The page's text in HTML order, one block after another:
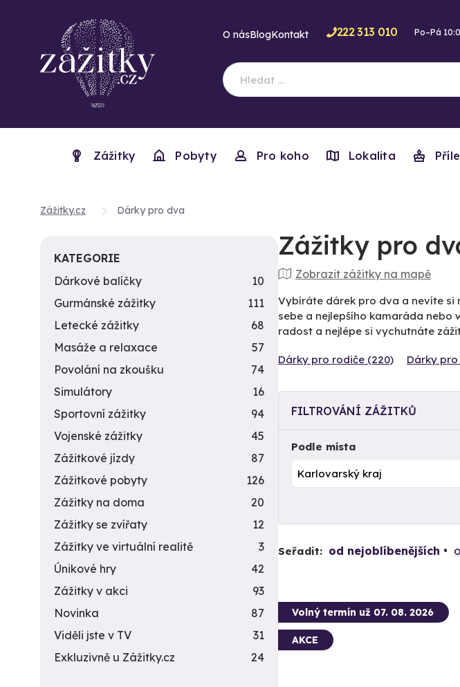
O násBlogKontakt 222 313 010 Po–Pá
Zážitky Pobyty Pro koho Lokalita
Zážitky.cz Dárky pro dva
Zážitky pro
Zobrazit zážitky na mapě
Vybíráte dárek pro dva a nevíte si
sebe a nejlepšího kamaráda nebo
radost a nejlépe si vychutnáte
Dárky pro rodiče (220) Dárky
FILTROVÁNÍ ZÁŽITKŮ
Podle místa
Seřadit: od nejoblíbenějších
Volný termín už 07. 08. 2026
AKCE
KATEGORIE
Dárkové balíčky
10
Gurmánské zážitky
111
Letecké zážitky
68
Masáže a relaxace
57
Povolání na zkoušku
74
Simulátory
16
Sportovní zážitky
94
Vojenské zážitky
45
Zážitkové jízdy
87
Zážitkové pobyty
126
Zážitky na doma
20
Zážitky se zvířaty
12
Zážitky ve virtuální realitě
3
Únikové hry
42
Zážitky v akci
93
Novinka
87
Viděli jste v TV
31
Exkluzivně u Zážitky.cz
24